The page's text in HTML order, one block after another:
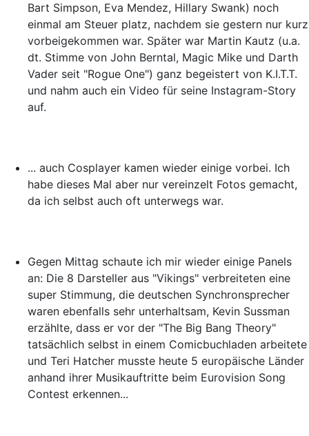
Bart Simpson, Eva Mendez, Hillary Swank) noch
einmal am Steuer platz, nachdem sie gestern nur kurz
vorbeigekommen war. Später war Martin Kautz (u.a.
dt. Stimme von John Berntal, Magic Mike und Darth
Vader seit "Rogue One") ganz begeistert von K.I.T.T.
und nahm auch ein Video für seine Instagram-Story
auf.
... auch Cosplayer kamen wieder einige vorbei. Ich
habe dieses Mal aber nur vereinzelt Fotos gemacht,
da ich selbst auch oft unterwegs war.
Gegen Mittag schaute ich mir wieder einige Panels
an: Die 8 Darsteller aus "Vikings" verbreiteten eine
super Stimmung, die deutschen Synchronsprecher
waren ebenfalls sehr unterhaltsam, Kevin Sussman
erzählte, dass er vor der "The Big Bang Theory"
tatsächlich selbst in einem Comicbuchladen arbeitete
und Teri Hatcher musste heute 5 europäische Länder
anhand ihrer Musikauftritte beim Eurovision Song
Contest erkennen...